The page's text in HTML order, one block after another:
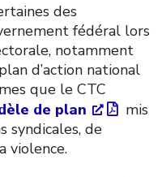
des
fédéral lors
notamment
d’action national
que le CTC
de plan
mis
syndicales, de
violence.